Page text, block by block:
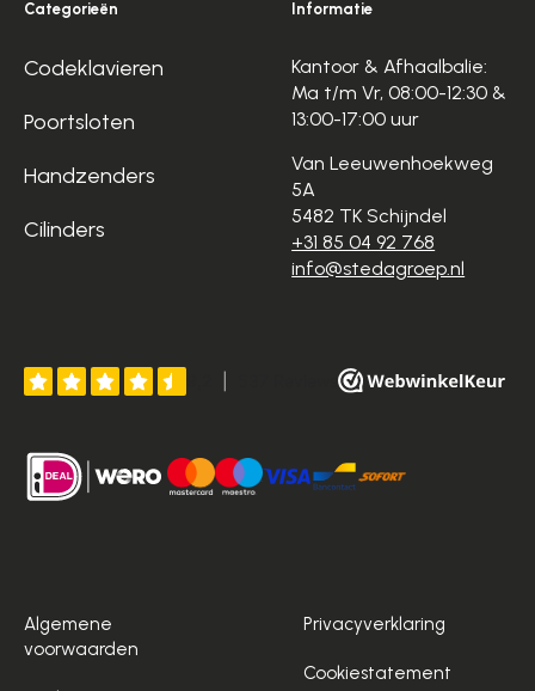
Categorieën
Codeklavieren
Poortsloten
Handzenders
Cilinders
Informatie
Kantoor & Afhaalbalie:
Ma t/m Vr, 08:00-12:30 &
13:00-17:00 uur
Van Leeuwenhoekweg
5A
5482 TK Schijndel
+31 85 04 92 768
info@stedagroep.nl
Algemene
voorwaarden
Privacyverklaring
Cookiestatement